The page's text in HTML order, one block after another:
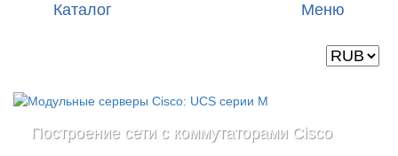
Меню
Каталог
Построение сети с коммутаторами Cisco
Стоечные серверы Cisco UCS серии C